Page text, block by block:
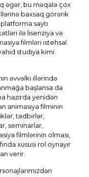
əgər, bu məqalə çox
baxsaq görərik
saytı
ilə lisenziya və
filmləri istehsal
studiya kimi
əvvəlki illərində
başlansa da
hazırda yenidən
animasiya filminin
tədbirlər,
seminarlar,
filmlərinin olması,
xüsusi rol oynayır
verir.